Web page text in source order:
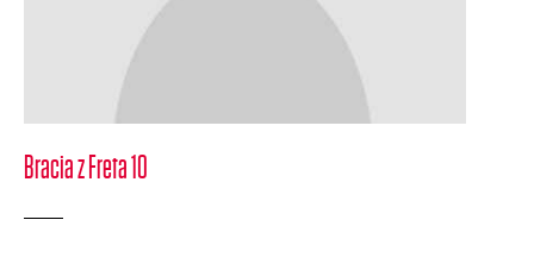
Bracia z Freta 10